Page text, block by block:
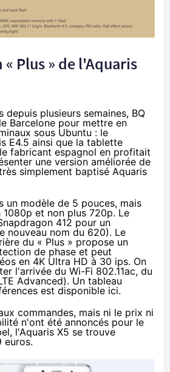
Plus » de l'Aquaris
depuis plusieurs semaines, BQ
Barcelone pour mettre en
sous Ubuntu : le
E4.5 ainsi que la tablette
fabricant espagnol en profitait
une version améliorée de
simplement baptisé Aquaris
un modèle de 5 pouces, mais
et non plus 720p. Le
412 pour un
nouveau nom du 620). Le
du « Plus » propose un
de phase et peut
en 4K Ultra HD à 30 ips. On
l'arrivée du Wi-Fi 802.11ac, du
Advanced). Un tableau
est disponible ici.
commandes, mais ni le prix ni
n'ont été annoncés pour le
l'Aquaris X5 se trouve
euros.